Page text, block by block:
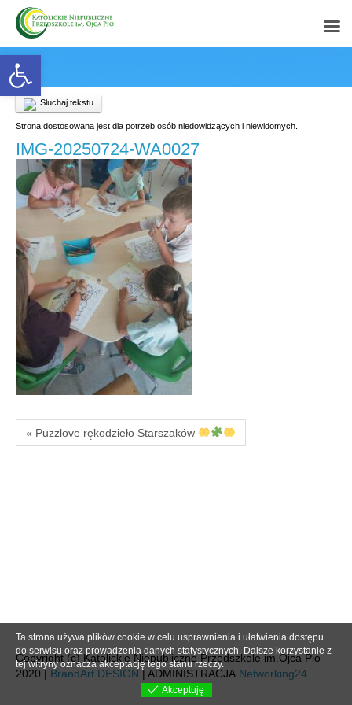
Open toolbar
Słuchaj tekstu
Strona dostosowana jest dla potrzeb osób niedowidzących i niewidomych.
IMG-20250724-WA0027
« Puzzlove rękodzieło Starszaków
Copyright (c) Katolickie Niepubliczne Przedszkole im.Ojca Pio
2020 | BrandArt DESIGN | ADMINISTRACJA Networking24
Ta strona używa plików cookie w celu usprawnienia i ułatwienia dostępu
do serwisu oraz prowadzenia danych statystycznych. Dalsze korzystanie z
tej witryny oznacza akceptację tego stanu rzeczy.
Akceptuję